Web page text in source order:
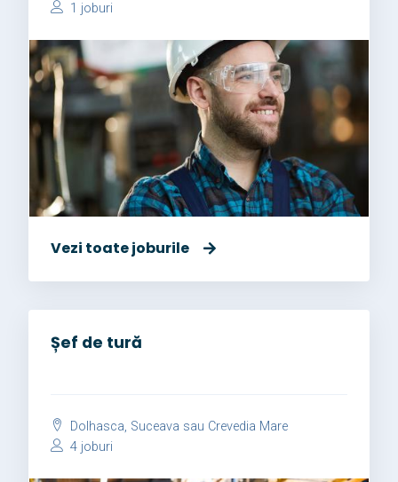
1 joburi
Vezi toate joburile
Șef de tură
Dolhasca, Suceava sau Crevedia Mare
4 joburi